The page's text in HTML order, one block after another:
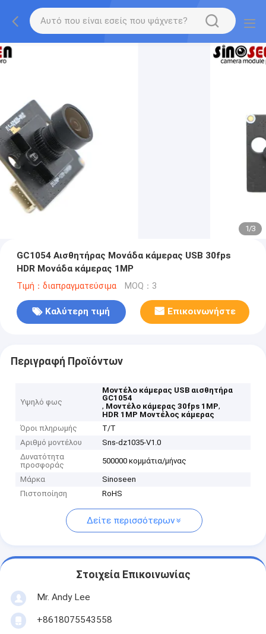
1/3
GC1054 Αισθητήρας Μονάδα κάμερας USB 30fps
HDR Μονάδα κάμερας 1MP
Τιμή：διαπραγματεύσιμα MOQ：3
Καλύτερη τιμή Επικοινωνήστε
Περιγραφή Προϊόντων
Υψηλό φως
Μοντέλο κάμερας USB αισθητήρα
GC1054
, Μοντέλο κάμερας 30fps 1MP,
HDR 1MP Μοντέλος κάμερας
Όροι πληρωμής
Τ/Τ
Αριθμό μοντέλου
Sns-dz1035-V1.0
Δυνατότητα
προσφοράς
500000 κομμάτια/μήνας
Μάρκα
Sinoseen
Πιστοποίηση
RoHS
Δείτε περισσότερων
Στοιχεία Επικοινωνίας
Mr. Andy Lee
+8618075543558